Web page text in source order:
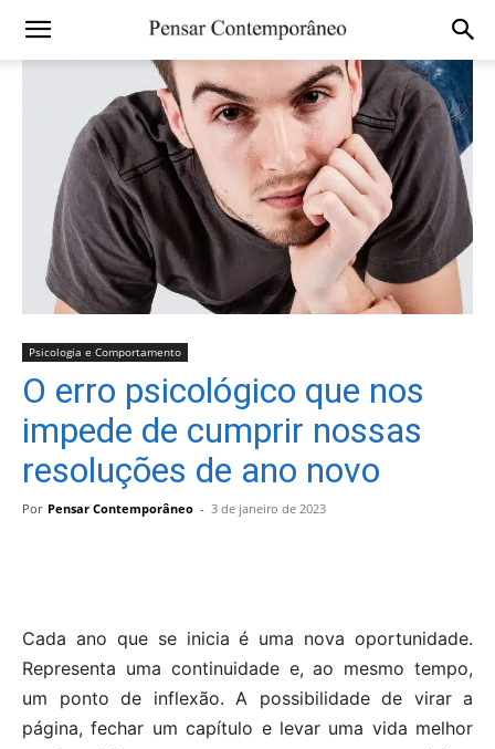
Psicologia e Comportamento
O erro psicológico que nos
impede de cumprir nossas
resoluções de ano novo
Por Pensar Contemporâneo - 3 de janeiro de 2023
Cada ano que se inicia é uma nova oportunidade.
Representa uma continuidade e, ao mesmo tempo,
um ponto de inflexão. A possibilidade de virar a
página, fechar um capítulo e levar uma vida melhor